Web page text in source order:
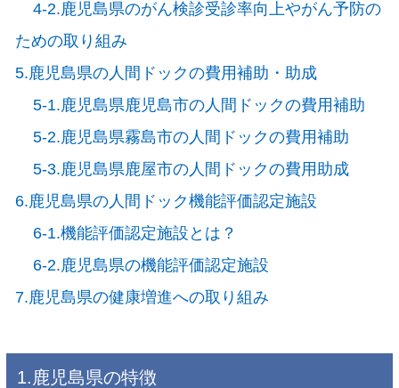
4-2.鹿児島県のがん検診受診率向上やがん予防の
ための取り組み
5.鹿児島県の人間ドックの費用補助・助成
5-1.鹿児島県鹿児島市の人間ドックの費用補助
5-2.鹿児島県霧島市の人間ドックの費用補助
5-3.鹿児島県鹿屋市の人間ドックの費用助成
6.鹿児島県の人間ドック機能評価認定施設
6-1.機能評価認定施設とは？
6-2.鹿児島県の機能評価認定施設
7.鹿児島県の健康増進への取り組み
1.鹿児島県の特徴